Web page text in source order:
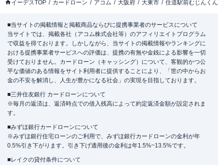
イーデスTOP カードローン アコム 大阪府 大東市 住道駅前むじんく
■当サイトの掲載情報と掲載商品ならびに提携事業者のサービスについて
当サイトでは、掲載各社（アコム株式会社等）のアフィリエイトプログラム
で収益を得ております。しかしながら、当サイトの掲載情報やランキングに
おける提携事業者サービスへの評価は、提携の有無や金銭による影響を一切
受けておりません。カードローン（キャッシング）について、客観的かつ公
平な価値のある情報をサイト利用者に提供することにより、「世の中からお
金の不安を解消し、人生が豊かになる社会」の実現を目指しております。
■三井住友銀行 カードローンについて
※毎月の返済は、返済時点での借入残高によって約定返済金額が設定されま
す。
■みずほ銀行カードローンについて
※みずほ銀行住宅ローンのご利用で、みずほ銀行カードローンの金利が年
0.5%引き下がります。引き下げ適用後の金利は年1.5%~13.5%です。
■レイクの貸付条件について